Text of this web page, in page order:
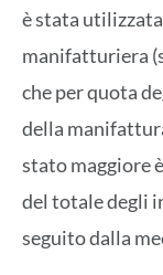
è stata
manifatturiera
che per quota
della
stato maggiore
del totale degli
seguito dalla